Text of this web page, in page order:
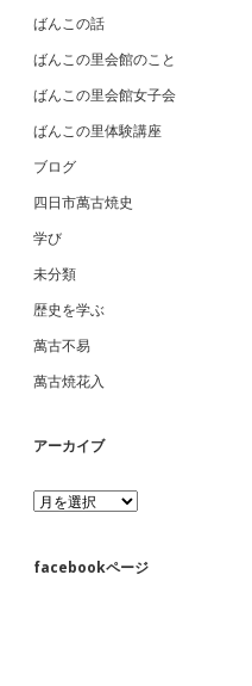
ばんこの話
ばんこの里会館のこと
ばんこの里会館女子会
ばんこの里体験講座
ブログ
四日市萬古焼史
学び
未分類
歴史を学ぶ
萬古不易
萬古焼花入
アーカイブ
ア
ー
イ
facebookページ